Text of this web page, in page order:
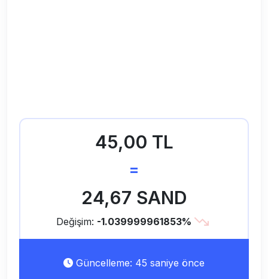
45,00 TL
=
24,67 SAND
Değişim: -1.039999961853%
Güncelleme: 45 saniye önce